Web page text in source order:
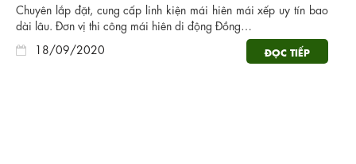
Chuyên lắp đặt, cung cấp linh kiện mái hiên mái xếp uy tín bao
dài lâu. Đơn vị thi công mái hiên di động Đồng…
18/09/2020
ĐỌC TIẾP